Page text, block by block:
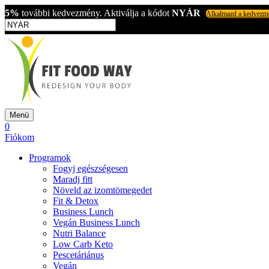
5% további kedvezmény. Aktiválja a kódot NYÁR Alkalmazd a
Menü
0
Fiókom
Programok
Fogyj egészségesen
Maradj fitt
Növeld az izomtömegedet
Fit & Detox
Business Lunch
Vegán Business Lunch
Nutri Balance
Low Carb Keto
Pescetáriánus
Vegán